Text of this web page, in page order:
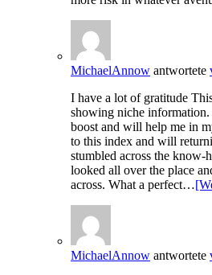
MichaelAnnow antwortete
I have a lot of gratitude
showing niche information.
boost and will help me in
to this index and will
stumbled across the know-
looked all over the place
across. What a perfect…
MichaelAnnow antwortete